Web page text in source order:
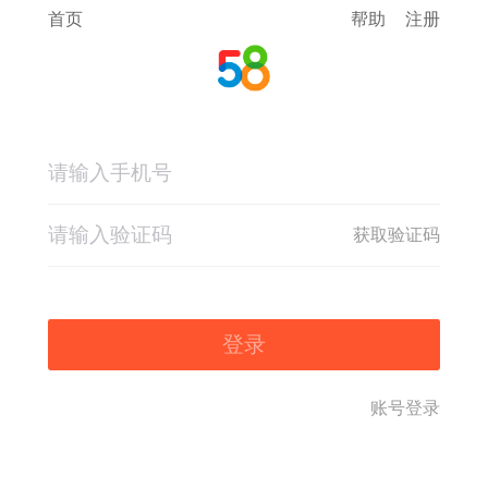
首页 帮助 注册
获取验证码
登录
账号登录